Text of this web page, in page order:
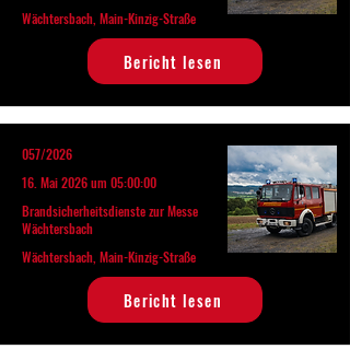
Wächtersbach, Main-Kinzig-Straße
Bericht lesen
057/2026
16. Mai 2026 um 05:00:00
Brandsicherheitsdienste zur Messe
Wächtersbach
Wächtersbach, Main-Kinzig-Straße
Bericht lesen